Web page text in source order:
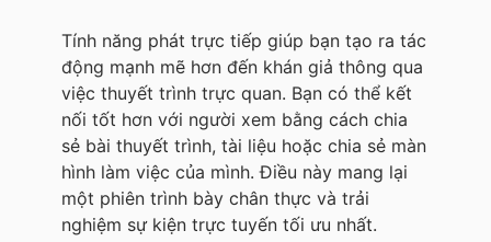
Tính năng phát trực tiếp giúp bạn tạo ra tác
động mạnh mẽ hơn đến khán giả thông qua
việc thuyết trình trực quan. Bạn có thể kết
nối tốt hơn với người xem bằng cách chia
sẻ bài thuyết trình, tài liệu hoặc chia sẻ màn
hình làm việc của mình. Điều này mang lại
một phiên trình bày chân thực và trải
nghiệm sự kiện trực tuyến tối ưu nhất.